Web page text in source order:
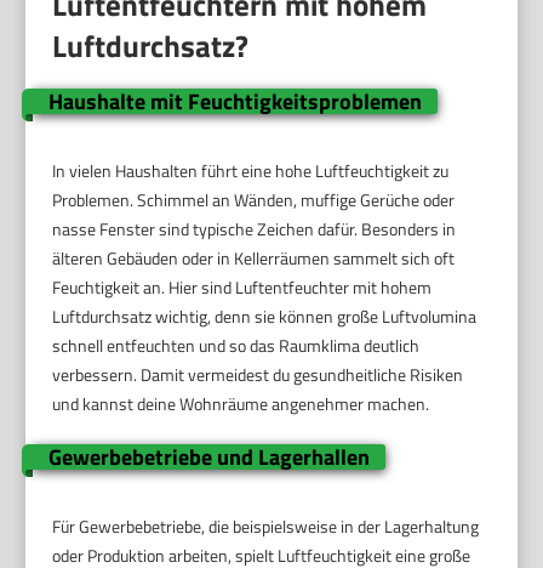
Luftdurchsatz?
Haushalte mit Feuchtigkeitsproblemen
In vielen Haushalten führt eine hohe Luftfeuchtigkeit zu
Problemen. Schimmel an Wänden, muffige Gerüche oder
nasse Fenster sind typische Zeichen dafür. Besonders in
älteren Gebäuden oder in Kellerräumen sammelt sich oft
Feuchtigkeit an. Hier sind Luftentfeuchter mit hohem
Luftdurchsatz wichtig, denn sie können große Luftvolumina
schnell entfeuchten und so das Raumklima deutlich
verbessern. Damit vermeidest du gesundheitliche Risiken
und kannst deine Wohnräume angenehmer machen.
Gewerbebetriebe und Lagerhallen
Für Gewerbebetriebe, die beispielsweise in der Lagerhaltung
oder Produktion arbeiten, spielt Luftfeuchtigkeit eine große